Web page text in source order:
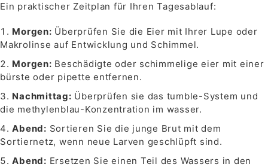
Ein praktischer Zeitplan für Ihren Tagesablauf:
Morgen: Überprüfen Sie die Eier mit Ihrer Lupe oder
Makrolinse auf Entwicklung und Schimmel.
Morgen: Beschädigte oder schimmelige eier mit einer
bürste oder pipette entfernen.
Nachmittag: Überprüfen sie das tumble-System und
die methylenblau-Konzentration im wasser.
Abend: Sortieren Sie die junge Brut mit dem
Sortiernetz, wenn neue Larven geschlüpft sind.
Abend: Ersetzen Sie einen Teil des Wassers in den